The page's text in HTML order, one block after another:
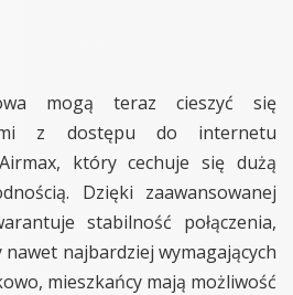
mogą teraz cieszyć się
z dostępu do internetu
który cechuje się dużą
Dzięki zaawansowanej
stabilność połączenia,
najbardziej wymagających
mieszkańcy mają możliwość